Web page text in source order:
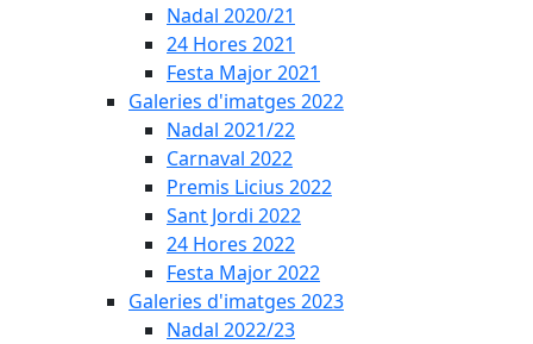
Nadal 2020/21
24 Hores 2021
Festa Major 2021
Galeries d'imatges 2022
Nadal 2021/22
Carnaval 2022
Premis Licius 2022
Sant Jordi 2022
24 Hores 2022
Festa Major 2022
Galeries d'imatges 2023
Nadal 2022/23